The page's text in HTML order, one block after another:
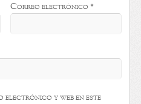
Correo electrónico *
electrónico y web en este